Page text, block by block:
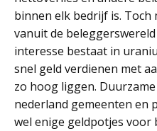
binnen elk bedrijf is. Toch
vanuit de
interesse bestaat in
snel geld verdienen met
zo hoog liggen.
nederland gemeenten en
wel enige geldpotjes voor